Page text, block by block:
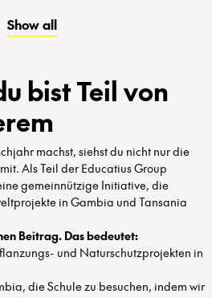
Show all
bist Teil von
machst, siehst du nicht nur die
Als Teil der Educatius Group
gemeinnützige Initiative, die
in Gambia und Tansania
Beitrag. Das bedeutet:
und Naturschutzprojekten in
die Schule zu besuchen, indem wir